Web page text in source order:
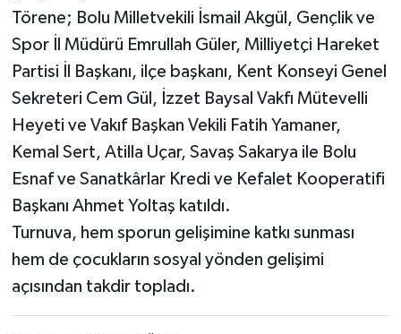
Törene; Bolu Milletvekili İsmail Akgül, Gençlik ve
Spor İl Müdürü Emrullah Güler, Milliyetçi Hareket
Partisi İl Başkanı, ilçe başkanı, Kent Konseyi Genel
Sekreteri Cem Gül, İzzet Baysal Vakfı Mütevelli
Heyeti ve Vakıf Başkan Vekili Fatih Yamaner,
Kemal Sert, Atilla Uçar, Savaş Sakarya ile Bolu
Esnaf ve Sanatkârlar Kredi ve Kefalet Kooperatifi
Başkanı Ahmet Yoltaş katıldı.
Turnuva, hem sporun gelişimine katkı sunması
hem de çocukların sosyal yönden gelişimi
açısından takdir topladı.